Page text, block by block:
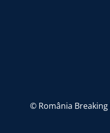
© România Breaking